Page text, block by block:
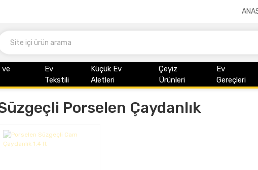
ve
Ev
Tekstili
Küçük Ev
Aletleri
Çeyiz
Ürünleri
Ev
Gereçleri
Porselen Çaydanlık